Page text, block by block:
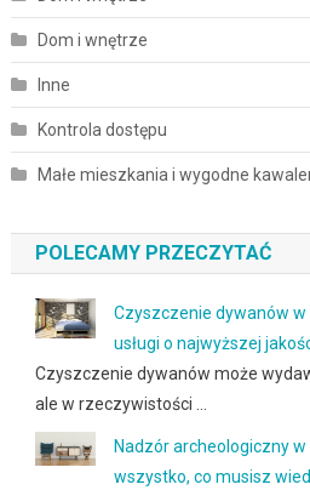
Dom i wnętrze
Inne
Kontrola dostępu
Małe mieszkania i wygodne
POLECAMY PRZECZYTAĆ
Czyszczenie dywanów
usługi o najwyższej
Czyszczenie dywanów może
ale w rzeczywistości …
Nadzór archeologiczny
wszystko, co musisz